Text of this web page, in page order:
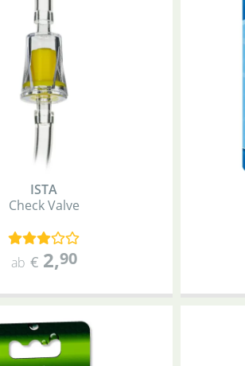
ISTA
Check Valve
ab € 2,90